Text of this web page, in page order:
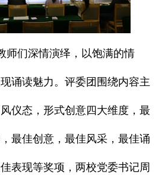
师们深情演绎，以饱满的情
诵读魅力。评委团围绕内容主
仪态，形式创意四大维度，最
最佳创意，最佳风采，最佳诵
表现等奖项，两校党委书记周